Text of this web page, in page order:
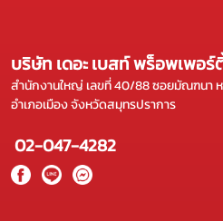
บริษัท เดอะ เบสท์ พร็อพเพอร์
สำนักงานใหญ่ เลขที่ 40/88 ซอยมัณฑนา
อำเภอเมือง จังหวัดสมุทรปราการ
02-047-4282